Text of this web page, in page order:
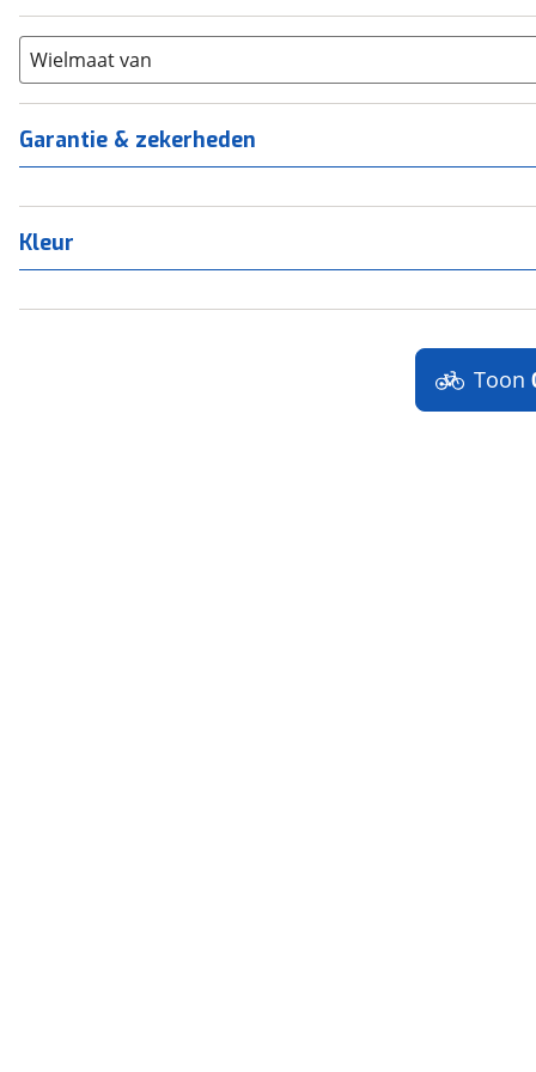
Scandium
Staal (0 )
Tica
Wielmaat van
Garantie & zekerheden
Kleur
Toon